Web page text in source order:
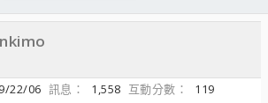
9/22/06 訊息 1,558 互動分數
119